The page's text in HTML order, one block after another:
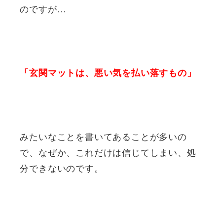
のですが…
「玄関マットは、悪い気を払い落すもの」
みたいなことを書いてあることが多いの
で、なぜか、これだけは信じてしまい、処
分できないのです。